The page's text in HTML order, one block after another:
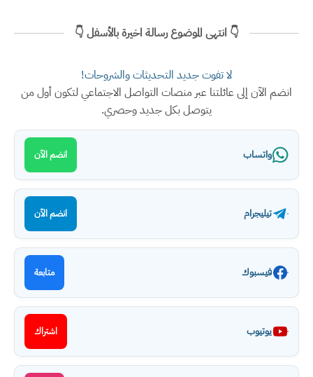
👇 انتهى الموضوع رسالة اخيرة بالأسفل 👇
لا تفوت جديد التحديثات والشروحات!
انضم الآن إلى عائلتنا عبر منصات التواصل الاجتماعي لتكون أول من
يتوصل بكل جديد وحصري.
واتساب انضم الآن
تيليجرام انضم الآن
فيسبوك متابعة
يوتيوب اشتراك